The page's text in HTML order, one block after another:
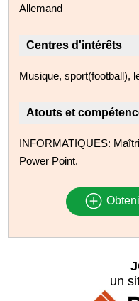
Allemand
Centres d'intérêts
Musique, sport(football),
Atouts et
INFORMATIQUES:
Power Point.
un